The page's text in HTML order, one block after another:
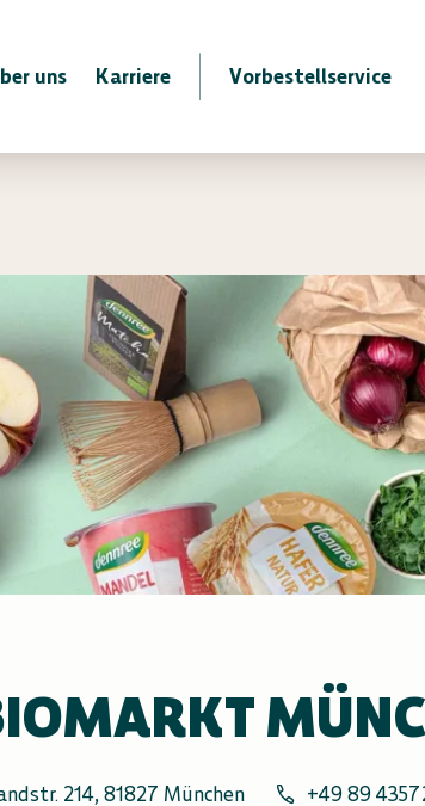
uns Karriere Vorbestellservice
214, 81827 München +49 89